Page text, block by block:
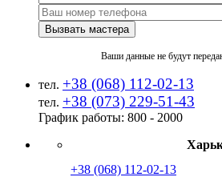
Ваши данные не будут
тел. +38 (068) 112-02-13
тел. +38 (073) 229-51-43
График работы: 800 - 2000
+38 (068) 112-02-13